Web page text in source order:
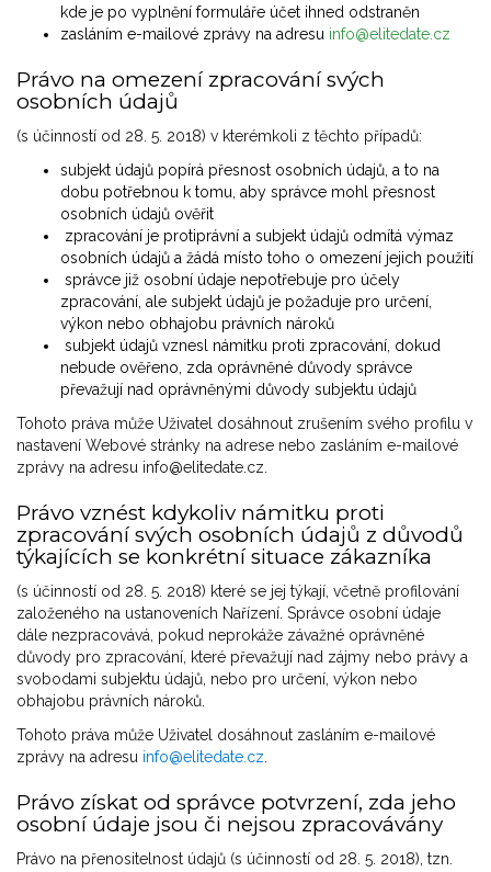
kde je po vyplnění formuláře účet ihned odstraněn
zasláním e-mailové zprávy na adresu info@elitedate.cz
Právo na omezení zpracování svých
osobních údajů
(s účinností od 28. 5. 2018) v kterémkoli z těchto případů:
subjekt údajů popírá přesnost osobních údajů, a to na
dobu potřebnou k tomu, aby správce mohl přesnost
osobních údajů ověřit
zpracování je protiprávní a subjekt údajů odmítá výmaz
osobních údajů a žádá místo toho o omezení jejich použití
správce již osobní údaje nepotřebuje pro účely
zpracování, ale subjekt údajů je požaduje pro určení,
výkon nebo obhajobu právních nároků
subjekt údajů vznesl námitku proti zpracování, dokud
nebude ověřeno, zda oprávněné důvody správce
převažují nad oprávněnými důvody subjektu údajů
Tohoto práva může Uživatel dosáhnout zrušením svého profilu v
nastavení Webové stránky na adrese nebo zasláním e-mailové
zprávy na adresu info@elitedate.cz.
Právo vznést kdykoliv námitku proti
zpracování svých osobních údajů z důvodů
týkajících se konkrétní situace zákazníka
(s účinností od 28. 5. 2018) které se jej týkají, včetně profilování
založeného na ustanoveních Nařízení. Správce osobní údaje
dále nezpracovává, pokud neprokáže závažné oprávněné
důvody pro zpracování, které převažují nad zájmy nebo právy a
svobodami subjektu údajů, nebo pro určení, výkon nebo
obhajobu právních nároků.
Tohoto práva může Uživatel dosáhnout zasláním e-mailové
zprávy na adresu info@elitedate.cz
Právo získat od správce potvrzení, zda jeho
osobní údaje jsou či nejsou zpracovávány
Právo na přenositelnost údajů (s účinností od 28. 5. 2018), tzn.